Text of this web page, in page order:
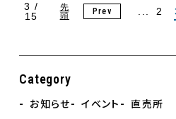
3 /
15
先
頭
Prev ... 2
Category
お知らせ イベント 直売所